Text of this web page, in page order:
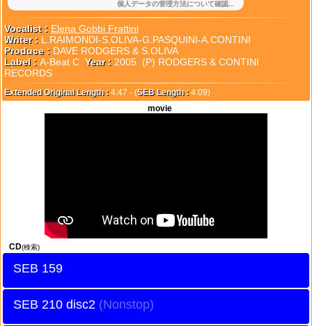
Vocalist : Elena Gobbi Frattini
Writer : L.RAIMONDI-S.OLIVA-G.PASQUINI-A.CONTINI
Produce : DAVE RODGERS & S.OLIVA
Label : A-Beat C Year : 2005 (P) RODGERS & CONTINI
RECORDS
Extended Original Length : 4:47 - (SEB Length : 4:09)
movie
CD(検索)
SEB 159
SEB 210 disc2